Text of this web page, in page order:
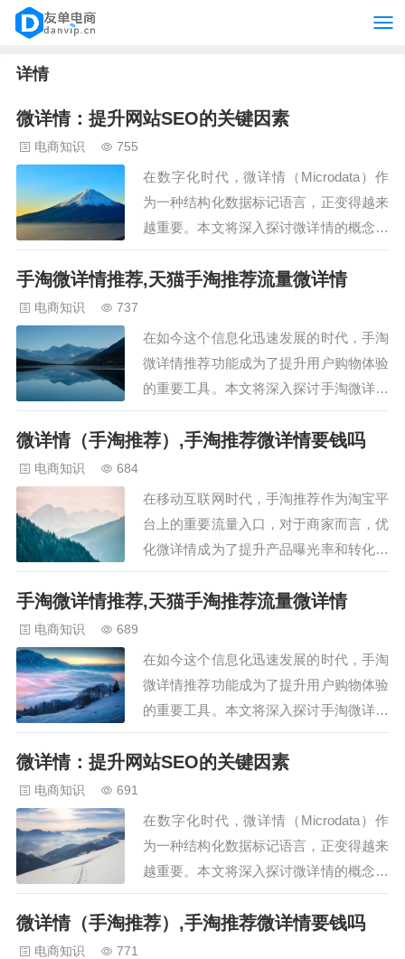
详情
微详情：提升网站SEO的关键因素
电商知识 755
在数字化时代，微详情（Microdata）作
为一种结构化数据标记语言，正变得越来
越重要。本文将深入探讨微详情的概念、
应用及其在搜索引擎优化（SEO）中的价
值。 一、微详情的定义与作用 微详情是
语言，它通过使用特定的属性来增强
HTML标签，从而使搜索引擎更容易…
手淘微详情推荐,天猫手淘推荐流量微详情
电商知识 737
在如今这个信息化迅速发展的时代，手淘
微详情推荐功能成为了提升用户购物体验
的重要工具。本文将深入探讨手淘微详情
推荐的原理、优势及其对电商行业的影
响。 一、手淘微详情推荐简介 手淘微详
能，通过对用户浏览记录、购买行为等数
据的深度分析，为用户推荐相关性极高的
商品。…
微详情（手淘推荐）,手淘推荐微详情要钱吗
电商知识 684
在移动互联网时代，手淘推荐作为淘宝平
台上的重要流量入口，对于商家而言，优
化微详情成为了提升产品曝光率和转化率
的关键。本文将深入探讨如何通过微详情
的优化，提高手淘推荐的展现效果，助力
核心关键词的精准匹配 手淘推荐的微详
情中，关键词的精准匹配至关重要。商家
需要确…
手淘微详情推荐,天猫手淘推荐流量微详情
电商知识 689
在如今这个信息化迅速发展的时代，手淘
微详情推荐功能成为了提升用户购物体验
的重要工具。本文将深入探讨手淘微详情
推荐的原理、优势及其对电商行业的影
响。 一、手淘微详情推荐简介 手淘微详
能，通过对用户浏览记录、购买行为等数
据的深度分析，为用户推荐相关性极高的
商品。…
微详情：提升网站SEO的关键因素
电商知识 691
在数字化时代，微详情（Microdata）作
为一种结构化数据标记语言，正变得越来
越重要。本文将深入探讨微详情的概念、
应用及其在搜索引擎优化（SEO）中的价
值。 一、微详情的定义与作用 微详情是
微详情（手淘推荐）,手淘推荐微详情要钱吗
电商知识 771